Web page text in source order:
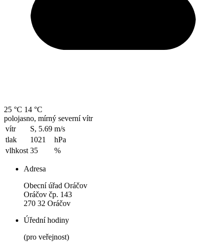
25 °C 14 °C
polojasno, mírný severní vítr
vítr
S, 5.69 m/s
tlak
1021
hPa
vlhkost 35 %
Adresa
Obecní úřad Oráčov
Oráčov čp. 143
270 32 Oráčov
Úřední hodiny
(pro veřejnost)